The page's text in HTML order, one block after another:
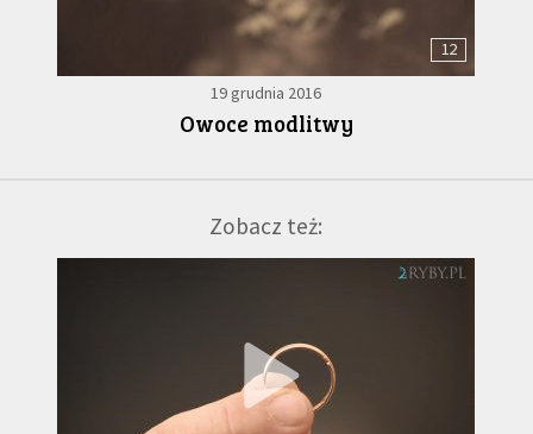
12
19 grudnia 2016
Owoce modlitwy
Zobacz też: